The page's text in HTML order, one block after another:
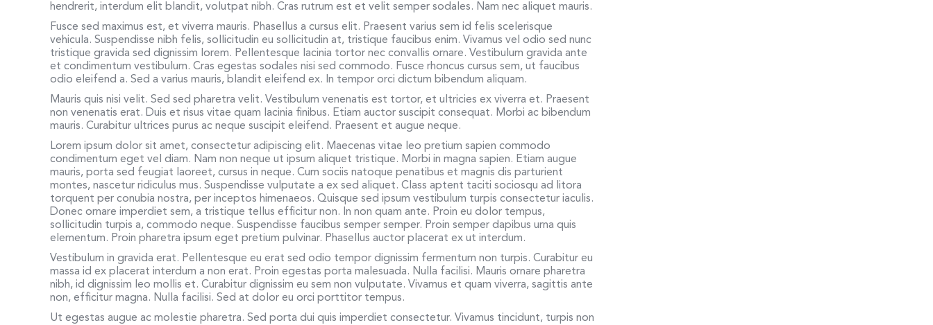
hendrerit, interdum elit blandit, volutpat nibh. Cras rutrum est et velit semper sodales. Nam nec aliquet mauris.
Fusce sed maximus est, et viverra mauris. Phasellus a cursus elit. Praesent varius sem id felis scelerisque
vehicula. Suspendisse nibh felis, sollicitudin eu sollicitudin at, tristique faucibus enim. Vivamus vel odio sed nunc
tristique gravida sed dignissim lorem. Pellentesque lacinia tortor nec convallis ornare. Vestibulum gravida ante
et condimentum vestibulum. Cras egestas sodales nisi sed commodo. Fusce rhoncus cursus sem, ut faucibus
odio eleifend a. Sed a varius mauris, blandit eleifend ex. In tempor orci dictum bibendum aliquam.
Mauris quis nisi velit. Sed sed pharetra velit. Vestibulum venenatis est tortor, et ultricies ex viverra et. Praesent
non venenatis erat. Duis et risus vitae quam lacinia finibus. Etiam auctor suscipit consequat. Morbi ac bibendum
mauris. Curabitur ultrices purus ac neque suscipit eleifend. Praesent et augue neque.
Lorem ipsum dolor sit amet, consectetur adipiscing elit. Maecenas vitae leo pretium sapien commodo
condimentum eget vel diam. Nam non neque ut ipsum aliquet tristique. Morbi in magna sapien. Etiam augue
mauris, porta sed feugiat laoreet, cursus in neque. Cum sociis natoque penatibus et magnis dis parturient
montes, nascetur ridiculus mus. Suspendisse vulputate a ex sed aliquet. Class aptent taciti sociosqu ad litora
torquent per conubia nostra, per inceptos himenaeos. Quisque sed ipsum vestibulum turpis consectetur iaculis.
Donec ornare imperdiet sem, a tristique tellus efficitur non. In non quam ante. Proin eu dolor tempus,
sollicitudin turpis a, commodo neque. Suspendisse faucibus semper semper. Proin semper dapibus urna quis
elementum. Proin pharetra ipsum eget pretium pulvinar. Phasellus auctor placerat ex ut interdum.
Vestibulum in gravida erat. Pellentesque eu erat sed odio tempor dignissim fermentum non turpis. Curabitur eu
massa id ex placerat interdum a non erat. Proin egestas porta malesuada. Nulla facilisi. Mauris ornare pharetra
nibh, id dignissim leo mollis et. Curabitur dignissim eu sem non vulputate. Vivamus et quam viverra, sagittis ante
non, efficitur magna. Nulla facilisi. Sed at dolor eu orci porttitor tempus.
Ut egestas augue ac molestie pharetra. Sed porta dui quis imperdiet consectetur. Vivamus tincidunt, turpis non